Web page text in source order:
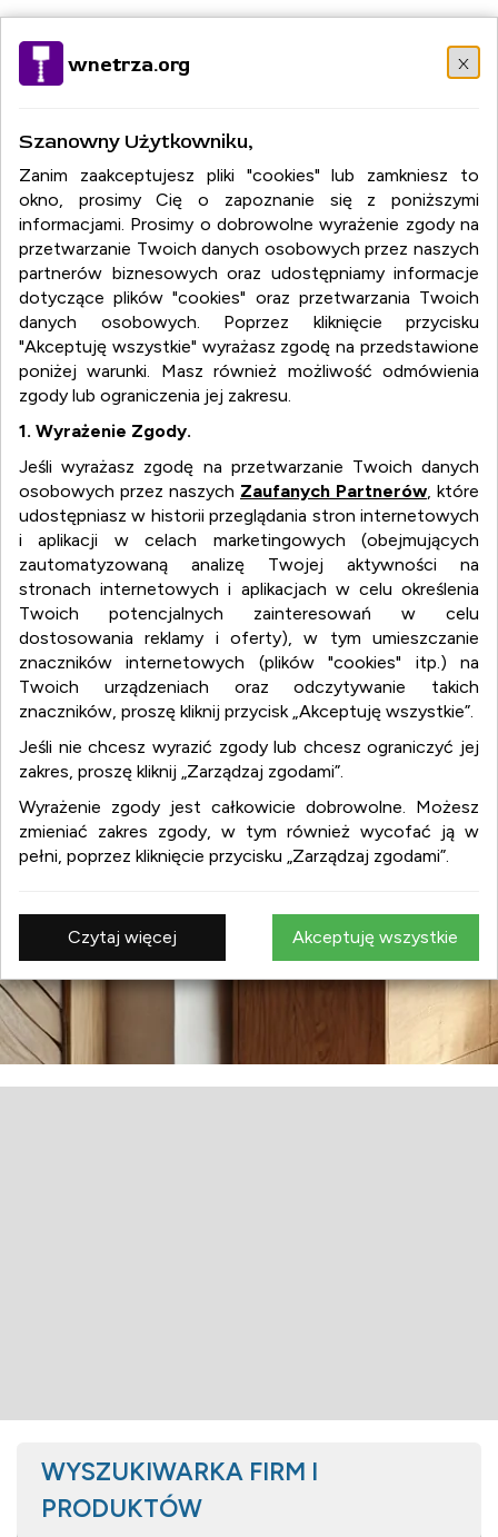
wnetrza.org x
Szanowny Użytkowniku,
Zanim zaakceptujesz pliki "cookies" lub zamkniesz to
okno, prosimy Cię o zapoznanie się z poniższymi
informacjami. Prosimy o dobrowolne wyrażenie zgody na
przetwarzanie Twoich danych osobowych przez naszych
partnerów biznesowych oraz udostępniamy informacje
dotyczące plików "cookies" oraz przetwarzania Twoich
danych osobowych. Poprzez kliknięcie przycisku
"Akceptuję wszystkie" wyrażasz zgodę na przedstawione
poniżej warunki. Masz również możliwość odmówienia
zgody lub ograniczenia jej zakresu.
1. Wyrażenie Zgody.
Jeśli wyrażasz zgodę na przetwarzanie Twoich danych
osobowych przez naszych Zaufanych Partnerów, które
udostępniasz w historii przeglądania stron internetowych
i aplikacji w celach marketingowych (obejmujących
zautomatyzowaną analizę Twojej aktywności na
stronach internetowych i aplikacjach w celu określenia
Twoich potencjalnych zainteresowań w celu
dostosowania reklamy i oferty), w tym umieszczanie
znaczników internetowych (plików "cookies" itp.) na
Twoich urządzeniach oraz odczytywanie takich
znaczników, proszę kliknij przycisk „Akceptuję wszystkie”.
Jeśli nie chcesz wyrazić zgody lub chcesz ograniczyć jej
zakres, proszę kliknij „Zarządzaj zgodami”.
Wyrażenie zgody jest całkowicie dobrowolne. Możesz
zmieniać zakres zgody, w tym również wycofać ją w
pełni, poprzez kliknięcie przycisku „Zarządzaj zgodami”.
Czytaj więcej Akceptuję wszystkie
PT
RO
wnetrza.org
wnetrza.org
:aranżacja wnętrz
projekty wnętrz
:design
WYSZUKIWARKA FIRM I
PRODUKTÓW